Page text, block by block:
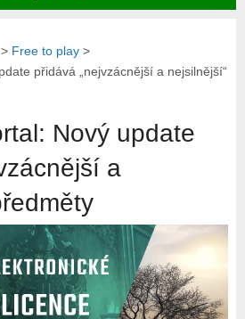
Free to play>
přidává „nejvzácnější a nejsilnější“
Nový update
a